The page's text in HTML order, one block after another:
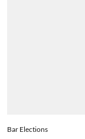
Bar Elections